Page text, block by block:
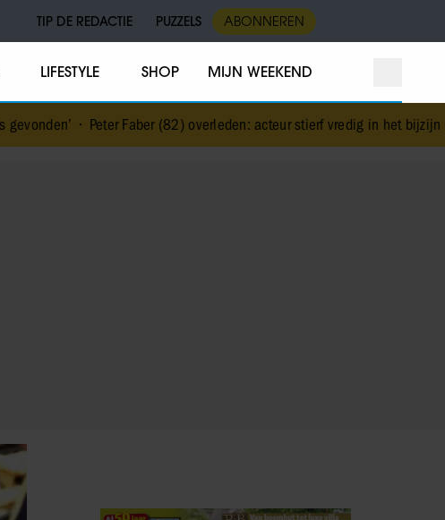
TIP DE REDACTIE PUZZELS ABONNEREN
LIFESTYLE SHOP MIJN WEEKEND
Faber (82) overleden: acteur stierf vredig in het bijzijn van zijn meest